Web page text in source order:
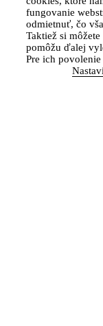
fungovanie
odmietnuť, čo
Taktiež si
pomôžu ďalej
Pre ich